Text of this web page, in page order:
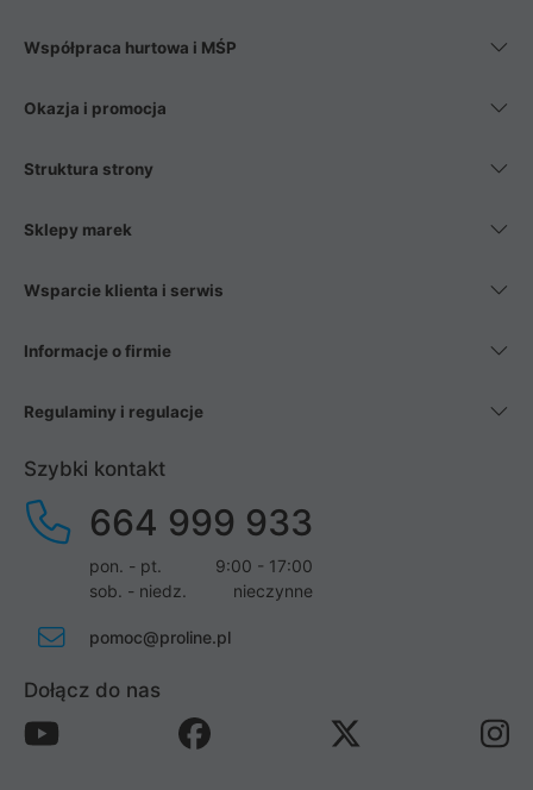
Współpraca hurtowa i MŚP
Okazja i promocja
Struktura strony
Sklepy marek
Wsparcie klienta i serwis
Informacje o firmie
Regulaminy i regulacje
Szybki kontakt
664 999 933
pon. - pt.
9:00 - 17:00
sob. - niedz.
nieczynne
pomoc@proline.pl
Dołącz do nas